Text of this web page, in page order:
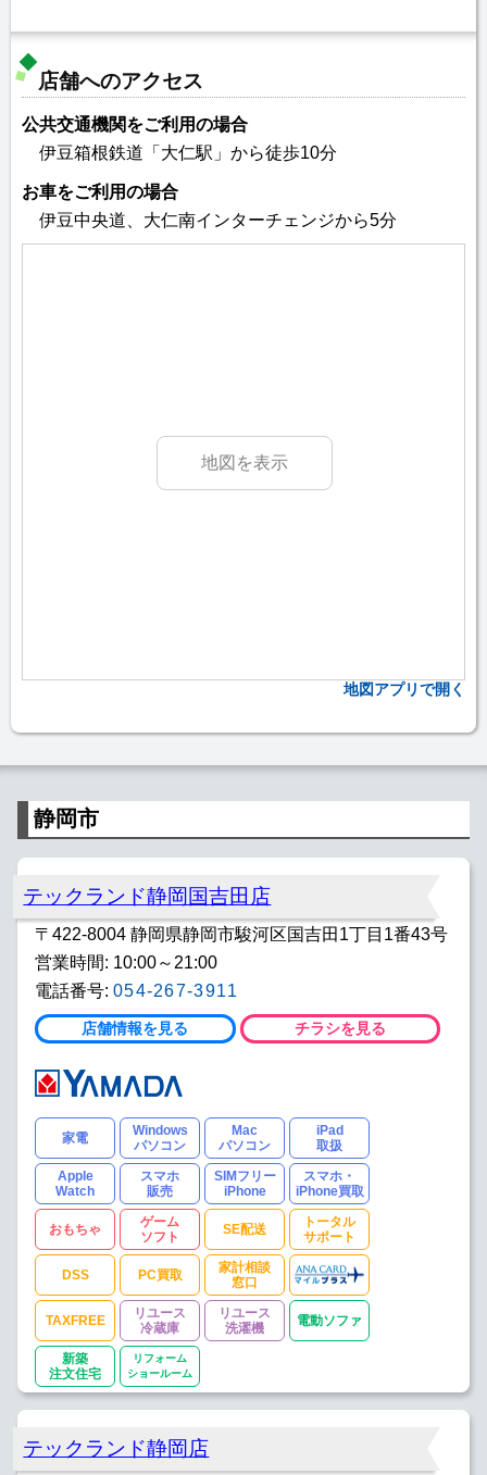
店舗へのアクセス
公共交通機関をご利用の場合
伊豆箱根鉄道「大仁駅」から徒歩10分
お車をご利用の場合
伊豆中央道、大仁南インターチェンジから5分
地図を表示
地図アプリで開く
静岡市
テックランド静岡国吉田店
〒422-8004 静岡県静岡市駿河区国吉田1丁目1番43号
営業時間: 10:00～21:00
電話番号: 054-267-3911
店舗情報を見る チラシを見る
家電
Windows
パソコン
Mac
パソコン
iPad
取扱
Apple
Watch
スマホ
販売
SIMフリー
iPhone
スマホ・
iPhone買取
おもちゃ
ゲーム
ソフト
SE配送
トータル
サポート
DSS PC買取
家計相談
窓口
TAXFREE
リユース
冷蔵庫
リユース
洗濯機
電動ソファ
新築
注文住宅
リフォーム
ショールーム
テックランド静岡店